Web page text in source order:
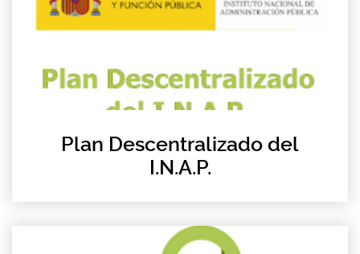
Plan Descentralizado del
I.N.A.P.